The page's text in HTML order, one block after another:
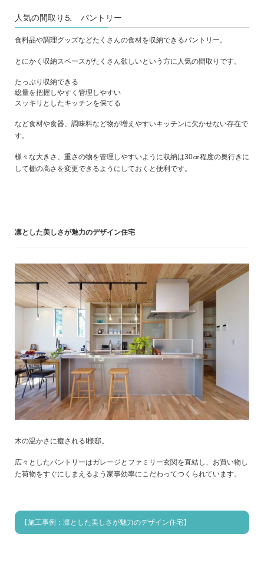
人気の間取り⒌ パントリー
食料品や調理グッズなどたくさんの食材を収納できるパントリー。
とにかく収納スペースがたくさん欲しいという方に人気の間取りです。
たっぷり収納できる
総量を把握しやすく管理しやすい
スッキリとしたキッチンを保てる
など食材や食器、調味料など物が増えやすいキッチンに欠かせない存在で
す。
様々な大きさ、重さの物を管理しやすいように収納は30㎝程度の奥行きに
して棚の高さを変更できるようにしておくと便利です。
凛とした美しさが魅力のデザイン住宅
木の温かさに癒されるI様邸。
広々としたパントリーはガレージとファミリー玄関を直結し、お買い物し
た荷物をすぐにしまえるよう家事効率にこだわってつくられています。
【施工事例：凛とした美しさが魅力のデザイン住宅】